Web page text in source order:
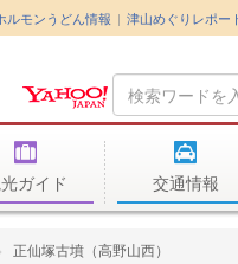
ルモンうどん情報 津山めぐりレポー
Search
Query
ガイド 交通情報
正仙塚古墳（高野山西）